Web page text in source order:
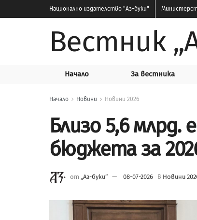
Национално издателство "Аз-буки"
Вестник
Начало За вестника
Начало Новини Новини 2026
Близо 5,6 млрд.
бюджета за
от „Аз-буки“ 08-07-2026 в Новини